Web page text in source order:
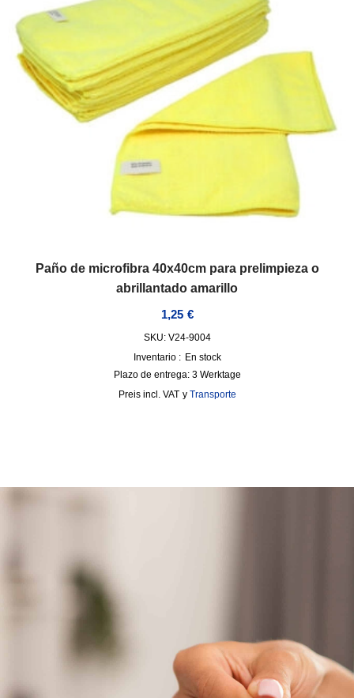
Paño de microfibra 40x40cm para prelimpieza o
abrillantado amarillo
1,25 €
SKU: V24-9004
Inventario : En stock
Plazo de entrega: 3 Werktage
incl. VAT y Transporte